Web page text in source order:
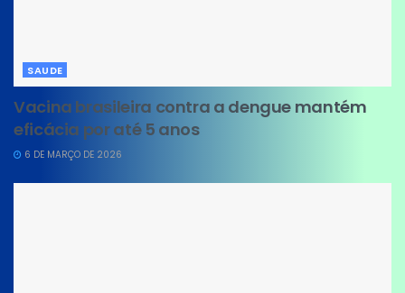
SAUDE
Vacina brasileira contra a dengue mantém
eficácia por até 5 anos
6 DE MARÇO DE 2026